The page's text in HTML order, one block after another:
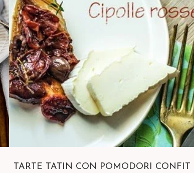
TARTE TATIN CON POMODORI CONFIT